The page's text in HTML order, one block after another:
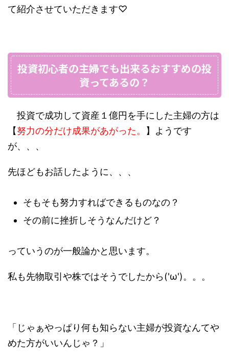
て紹介させていただきます♡
投資初心者の主婦でも出来るおすすめの投
資ってあるの？
投資で成功して資産１億円を手にした主婦の方は
【努力の分だけ成果があがった。
】ようです
が、、、
先ほどもお話したように、、、
そもそも努力すればできるものなの？
その前に挫折しそうなんだけど？
っていうのが一般論かと思います。
私も先物取引や株ではそうでしたから('ω')。。。
「じゃぁやっぱり何も知らない主婦が投資なんてや
めた方がいいんじゃ？」